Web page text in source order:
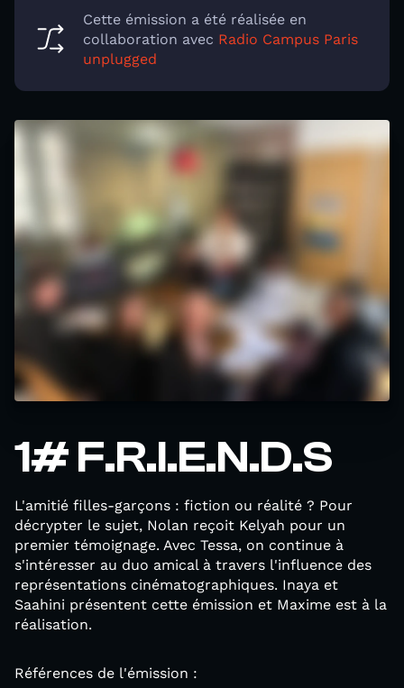
Cette émission a été réalisée en
collaboration avec Radio Campus Paris
unplugged
1# F.R.I.E.N.D.S
L'amitié filles-garçons : fiction ou réalité ? Pour
décrypter le sujet, Nolan reçoit Kelyah pour un
premier témoignage. Avec Tessa, on continue à
s'intéresser au duo amical à travers l'influence des
représentations cinématographiques. Inaya et
Saahini présentent cette émission et Maxime est à la
réalisation.
Références de l'émission :